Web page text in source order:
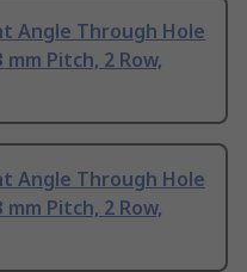
Angle Through Hole
mm Pitch, 2 Row,
Angle Through Hole
mm Pitch, 2 Row,